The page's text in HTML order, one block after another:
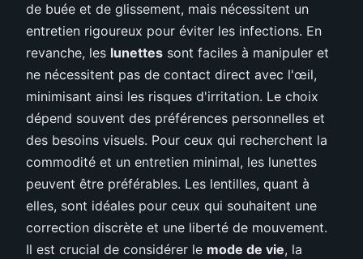
de buée et de glissement, mais nécessitent un
entretien rigoureux pour éviter les infections. En
revanche, les lunettes sont faciles à manipuler et
ne nécessitent pas de contact direct avec l'œil,
minimisant ainsi les risques d'irritation. Le choix
dépend souvent des préférences personnelles et
des besoins visuels. Pour ceux qui recherchent la
commodité et un entretien minimal, les lunettes
peuvent être préférables. Les lentilles, quant à
elles, sont idéales pour ceux qui souhaitent une
correction discrète et une liberté de mouvement.
Il est crucial de considérer le mode de vie, la